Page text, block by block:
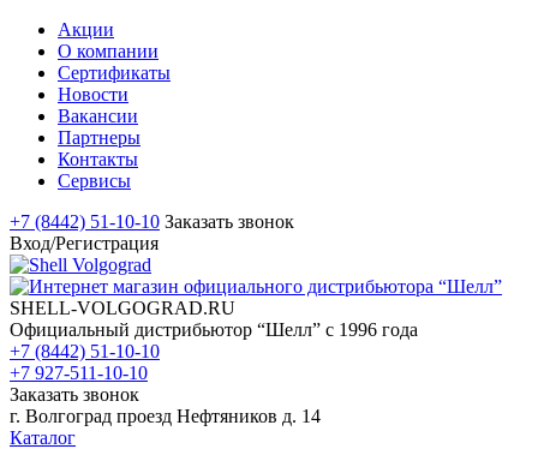
Акции
О компании
Сертификаты
Новости
Вакансии
Партнеры
Контакты
Сервисы
+7 (8442) 51-10-10 Заказать звонок
Вход/Регистрация
SHELL-VOLGOGRAD.RU
Официальный дистрибьютор “Шелл” с 1996 года
+7 (8442) 51-10-10
+7 927-511-10-10
Заказать звонок
г. Волгоград проезд Нефтяников д. 14
Каталог